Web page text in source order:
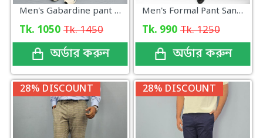
Men's Gabardine pant Light Ash New
Tk. 1050 Tk. 1450
অর্ডার করুন
Men's Formal Pant Sandstone Check
Tk. 990 Tk. 1250
অর্ডার করুন
28% DISCOUNT 28% DISCOUNT